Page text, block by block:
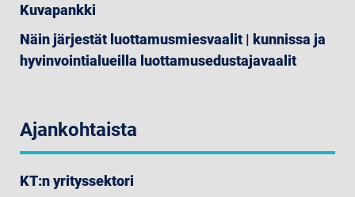
Kuvapankki
Näin järjestät luottamusmiesvaalit | kunnissa ja
hyvinvointialueilla luottamusedustajavaalit
Ajankohtaista
KT:n yrityssektori